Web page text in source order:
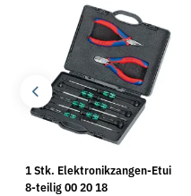
1 Stk. Elektronikzangen-Etui
8-teilig 00 20 18